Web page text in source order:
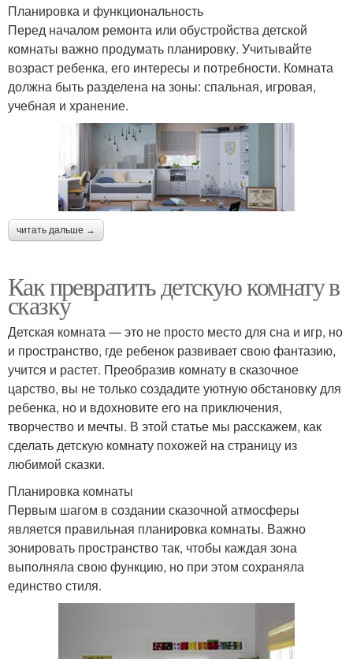
Планировка и функциональность
Перед началом ремонта или обустройства детской
комнаты важно продумать планировку. Учитывайте
возраст ребенка, его интересы и потребности. Комната
должна быть разделена на зоны: спальная, игровая,
учебная и хранение.
читать дальше →
Как превратить детскую комнату в
сказку
Детская комната — это не просто место для сна и игр, но
и пространство, где ребенок развивает свою фантазию,
учится и растет. Преобразив комнату в сказочное
царство, вы не только создадите уютную обстановку для
ребенка, но и вдохновите его на приключения,
творчество и мечты. В этой статье мы расскажем, как
сделать детскую комнату похожей на страницу из
любимой сказки.
Планировка комнаты
Первым шагом в создании сказочной атмосферы
является правильная планировка комнаты. Важно
зонировать пространство так, чтобы каждая зона
выполняла свою функцию, но при этом сохраняла
единство стиля.